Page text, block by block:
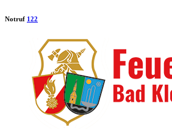
Notruf 122